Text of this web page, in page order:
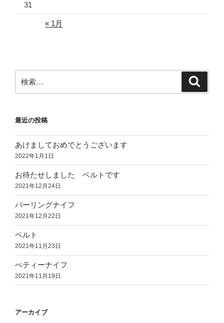
31
« 1月
索:
最近の投稿
あけましておめでとうございます
2022年1月1日
お待たせしました ベルトです
2021年12月24日
パーリングナイフ
2021年12月22日
ベルト
2021年11月23日
ぺティーナイフ
2021年11月19日
アーカイブ